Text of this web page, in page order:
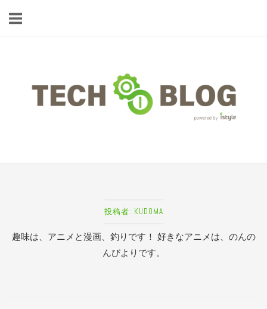
投稿者: KUDOMA
趣味は、アニメと漫画、釣りです！ 好きなアニメは、のんの
んびよりです。